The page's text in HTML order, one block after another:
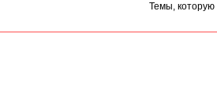
Темы, которую